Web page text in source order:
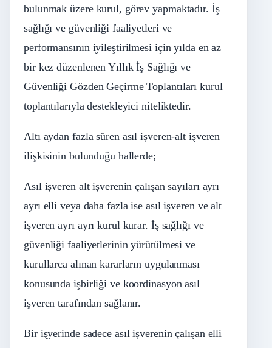
bulunmak üzere kurul, görev yapmaktadır. İş
sağlığı ve güvenliği faaliyetleri ve
performansının iyileştirilmesi için yılda en az
bir kez düzenlenen Yıllık İş Sağlığı ve
Güvenliği Gözden Geçirme Toplantıları kurul
toplantılarıyla destekleyici niteliktedir.
Altı aydan fazla süren asıl işveren-alt işveren
ilişkisinin bulunduğu hallerde;
Asıl işveren alt işverenin çalışan sayıları ayrı
ayrı elli veya daha fazla ise asıl işveren ve alt
işveren ayrı ayrı kurul kurar. İş sağlığı ve
güvenliği faaliyetlerinin yürütülmesi ve
kurullarca alınan kararların uygulanması
konusunda işbirliği ve koordinasyon asıl
işveren tarafından sağlanır.
Bir işyerinde sadece asıl işverenin çalışan elli